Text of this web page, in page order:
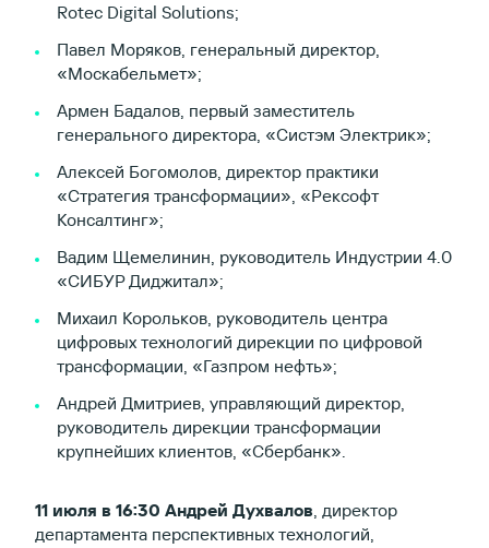
Rotec Digital Solutions;
Павел Моряков, генеральный директор,
«Москабельмет»;
Армен Бадалов, первый заместитель
генерального директора, «Систэм Электрик»;
Алексей Богомолов, директор практики
«Стратегия трансформации», «Рексофт
Консалтинг»;
Вадим Щемелинин, руководитель Индустрии 4.0
«СИБУР Диджитал»;
Михаил Корольков, руководитель центра
цифровых технологий дирекции по цифровой
трансформации, «Газпром нефть»;
Андрей Дмитриев, управляющий директор,
руководитель дирекции трансформации
крупнейших клиентов, «Сбербанк».
11 июля в 16:30 Андрей Духвалов, директор
департамента перспективных технологий,